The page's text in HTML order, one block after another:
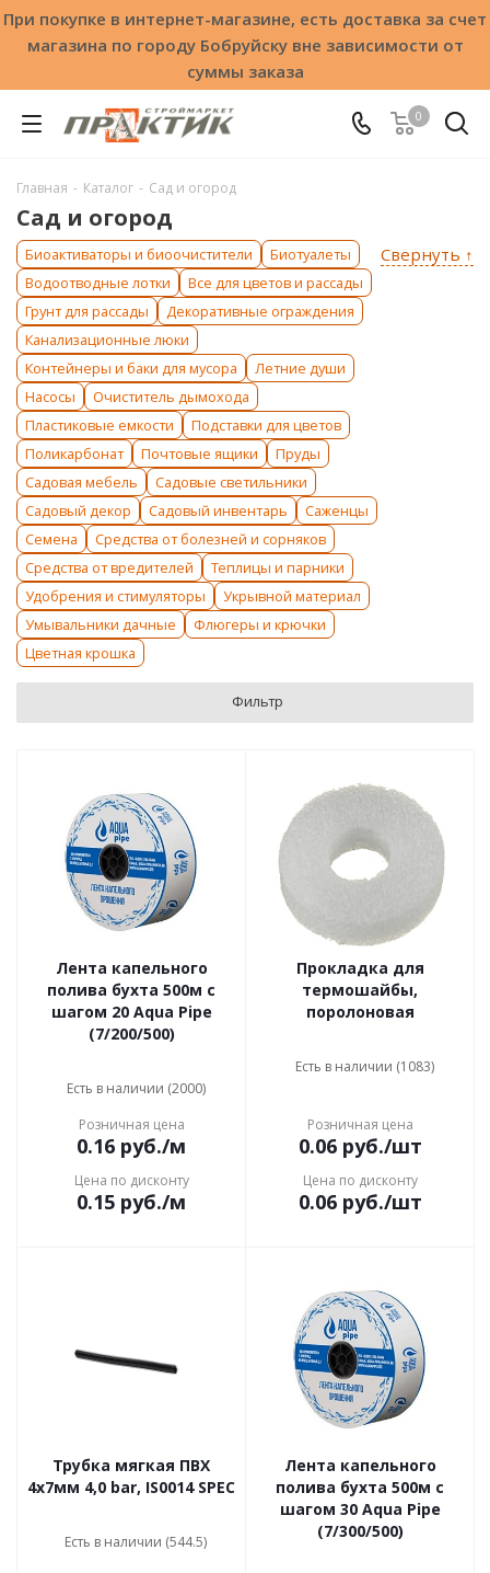
При покупке в интернет-магазине, есть доставка за счет
магазина по городу Бобруйску вне зависимости от
суммы заказа
0
Главная - Каталог - Сад и огород
Сад и огород
Свернуть ↑
Биоактиваторы и биоочистители
Биотуалеты
Водоотводные лотки
Все для цветов и рассады
Грунт для рассады
Декоративные ограждения
Канализационные люки
Контейнеры и баки для мусора
Летние души
Насосы
Очиститель дымохода
Пластиковые емкости
Подставки для цветов
Поликарбонат
Почтовые ящики
Пруды
Садовая мебель
Садовые светильники
Садовый декор
Садовый инвентарь
Саженцы
Семена
Средства от болезней и сорняков
Средства от вредителей
Теплицы и парники
Удобрения и стимуляторы
Укрывной материал
Умывальники дачные
Флюгеры и крючки
Цветная крошка
Фильтр
Лента капельного
полива бухта 500м с
шагом 20 Aqua Pipe
(7/200/500)
Есть в наличии (2000)
Розничная цена
0.16 руб./м
Цена по дисконту
0.15 руб./м
Прокладка для
термошайбы,
поролоновая
Есть в наличии (1083)
Розничная цена
0.06руб./шт
Цена по дисконту
0.06руб./шт
Трубка мягкая ПВХ
4х7мм 4,0 bar, IS0014 SPEC
Есть в наличии (544.5)
Лента капельного
полива бухта 500м с
шагом 30 Aqua Pipe
(7/300/500)